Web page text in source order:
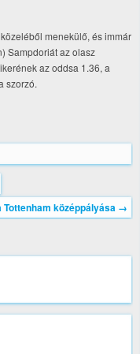
menekülő, és immár
Sampdoriát az olasz
az oddsa 1.36, a
szorzó.
Tottenham középpályása →